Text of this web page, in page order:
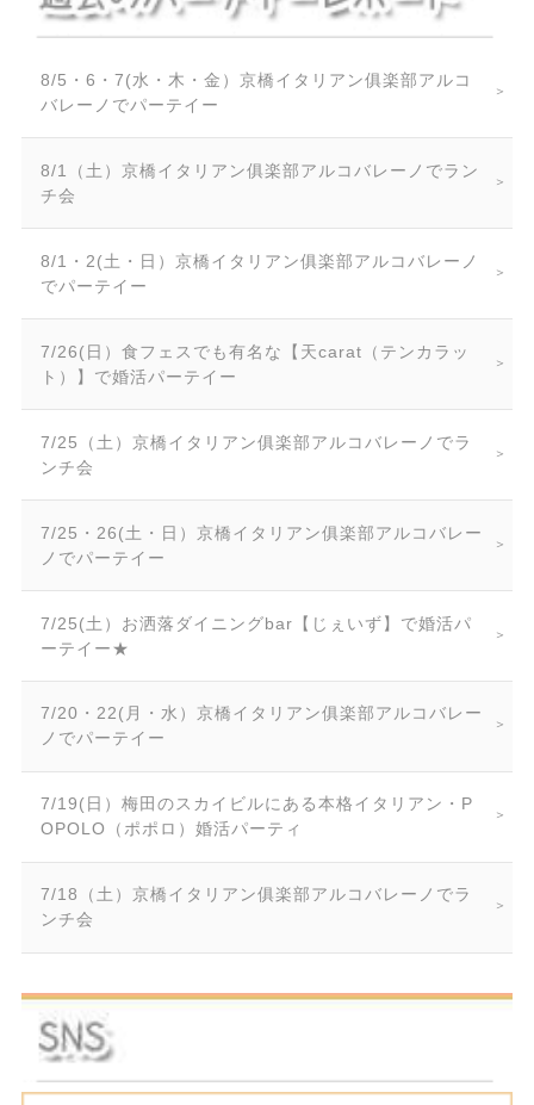
8/5・6・7(水・木・金）京橋イタリアン俱楽部アルコ
バレーノでパーテイー
8/1（土）京橋イタリアン俱楽部アルコバレーノでラン
チ会
8/1・2(土・日）京橋イタリアン俱楽部アルコバレーノ
でパーテイー
7/26(日）食フェスでも有名な【天carat（テンカラッ
ト）】で婚活パーテイー
7/25（土）京橋イタリアン俱楽部アルコバレーノでラ
ンチ会
7/25・26(土・日）京橋イタリアン俱楽部アルコバレー
ノでパーテイー
7/25(土）お洒落ダイニングbar【じぇいず】で婚活パ
ーテイー★
7/20・22(月・水）京橋イタリアン俱楽部アルコバレー
ノでパーテイー
7/19(日）梅田のスカイビルにある本格イタリアン・P
OPOLO（ポポロ）婚活パーティ
7/18（土）京橋イタリアン俱楽部アルコバレーノでラ
ンチ会